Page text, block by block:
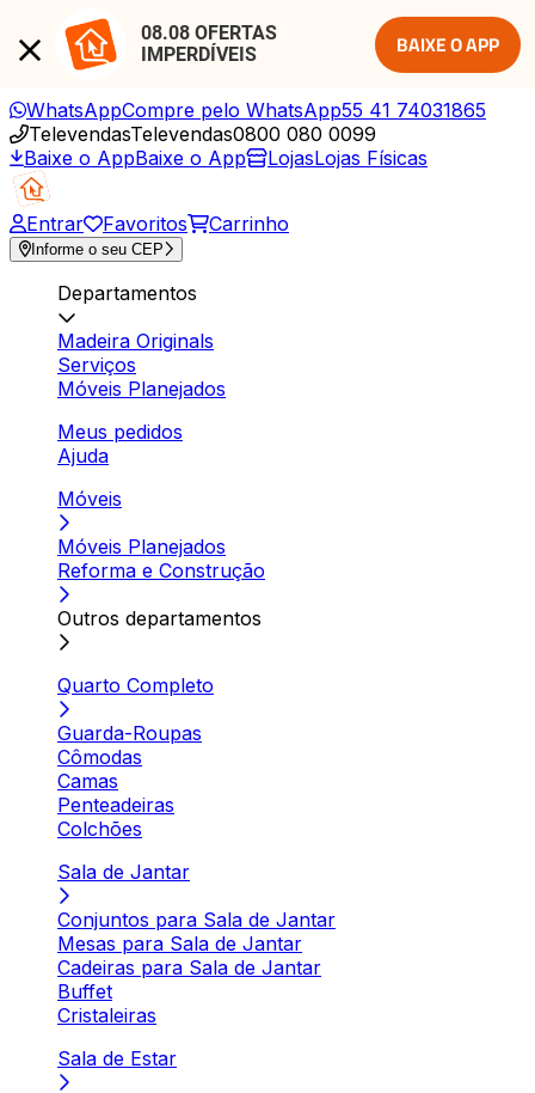
08.08 OFERTAS
IMPERDÍVEIS
BAIXE O APP
WhatsAppCompre pelo WhatsApp55 41 74031865
TelevendasTelevendas0800 080 0099
Baixe o AppBaixe o App LojasLojas Físicas
Entrar Favoritos Carrinho
Informe o seu CEP
Departamentos
Madeira Originals
Serviços
Móveis Planejados
Meus pedidos
Ajuda
Móveis
Móveis Planejados
Reforma e Construção
Outros departamentos
Quarto Completo
Guarda-Roupas
Cômodas
Camas
Penteadeiras
Colchões
Sala de Jantar
Conjuntos para Sala de Jantar
Mesas para Sala de Jantar
Cadeiras para Sala de Jantar
Buffet
Cristaleiras
Sala de Estar